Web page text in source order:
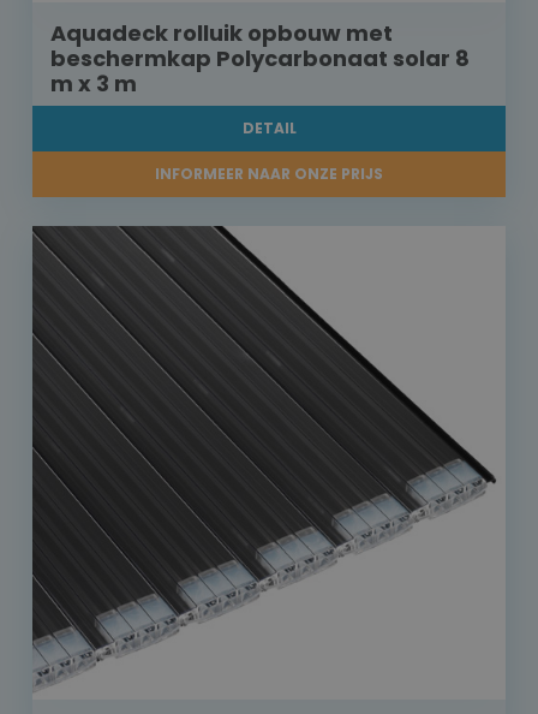
Aquadeck rolluik opbouw met
beschermkap Polycarbonaat solar 8
m x 3 m
DETAIL
INFORMEER NAAR ONZE PRIJS